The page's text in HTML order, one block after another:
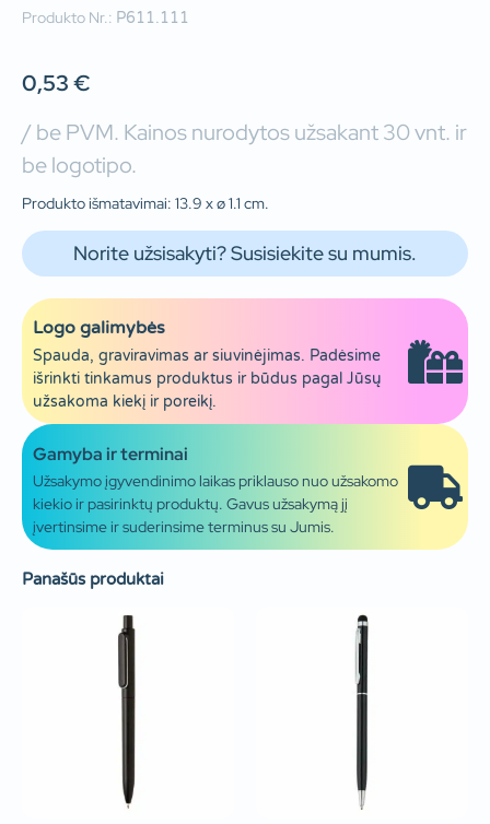
Produkto Nr.: P611.111
0,53€
/ be PVM. Kainos nurodytos užsakant 30 vnt. ir
be logotipo.
Produkto išmatavimai: 13.9 x ø 1.1 cm.
Norite užsisakyti? Susisiekite su mumis.
Logo galimybės
Spauda, graviravimas ar siuvinėjimas. Padėsime
išrinkti tinkamus produktus ir būdus pagal Jūsų
užsakoma kiekį ir poreikį.
Gamyba ir terminai
Užsakymo įgyvendinimo laikas priklauso nuo užsakomo
kiekio ir pasirinktų produktų. Gavus užsakymą jį
įvertinsime ir suderinsime terminus su Jumis.
Panašūs produktai